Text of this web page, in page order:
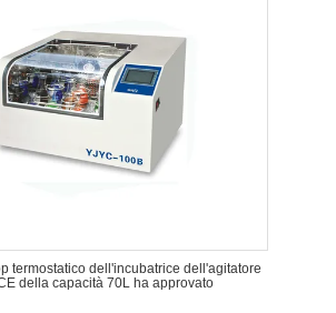
termostatico dell'incubatrice dell'agitatore
della capacità 70L ha approvato